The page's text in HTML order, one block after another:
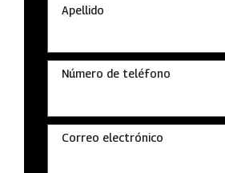
Apellido
Número de teléfono
Correo electrónico